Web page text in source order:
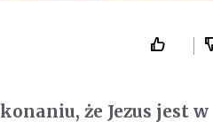
że Jezus jest w